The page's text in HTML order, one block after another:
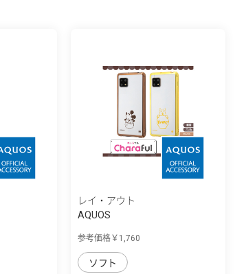
レイ・アウト
AQUOS
ｨ...
参考価格￥1,760
ソフト